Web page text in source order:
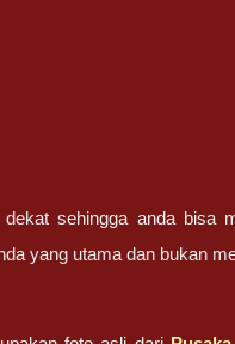
sehingga anda bisa
yang utama dan bukan